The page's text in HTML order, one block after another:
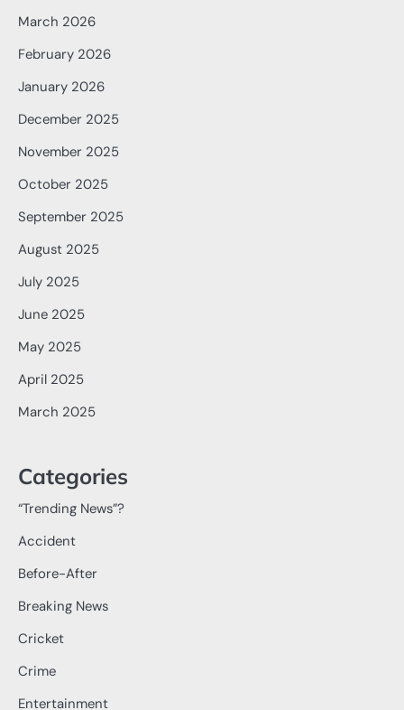
March 2026
February 2026
January 2026
December 2025
November 2025
October 2025
September 2025
August 2025
July 2025
June 2025
May 2025
April 2025
March 2025
Categories
“Trending News”?
Accident
Before-After
Breaking News
Cricket
Crime
Entertainment